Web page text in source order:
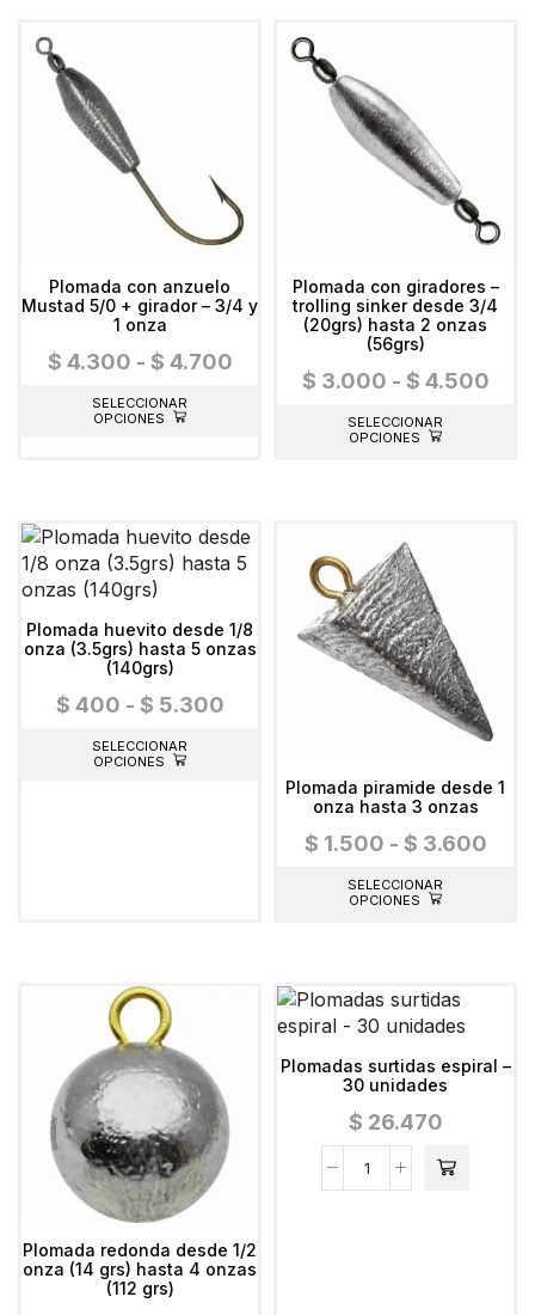
Plomada con anzuelo
Mustad 5/0 + girador – 3/4 y
1 onza
$ 4.300 - $ 4.700
SELECCIONAR
OPCIONES
Plomada con giradores –
trolling sinker desde 3/4
(20grs) hasta 2 onzas
(56grs)
$ 3.000 - $ 4.500
SELECCIONAR
OPCIONES
Plomada huevito desde 1/8
onza (3.5grs) hasta 5 onzas
(140grs)
$ 400 - $ 5.300
SELECCIONAR
OPCIONES
Plomada piramide desde 1
onza hasta 3 onzas
$ 1.500 - $ 3.600
SELECCIONAR
OPCIONES
Plomada redonda desde 1/2
onza (14 grs) hasta 4 onzas
(112 grs)
Plomadas surtidas espiral –
30 unidades
$ 26.470